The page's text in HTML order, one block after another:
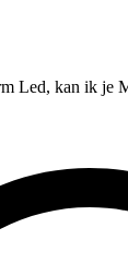
Led, kan ik je